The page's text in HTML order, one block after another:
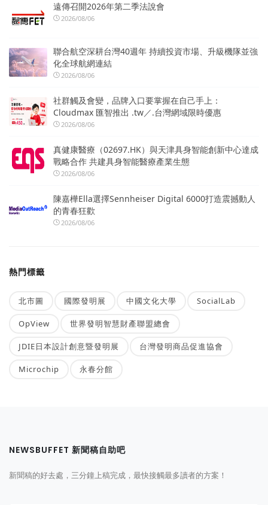
遠傳召開2026年第二季法說會
2026/08/06
聯合航空深耕台灣40週年 持續投資市場、升級機隊並強
化全球航網連結
2026/08/06
社群觸及會變，品牌入口要掌握在自己手上：
Cloudmax 匯智推出 .tw／.台灣網域限時優惠
2026/08/06
真健康醫療（02697.HK）與天津具身智能創新中心達成
戰略合作 共建具身智能醫療產業生態
2026/08/06
陳嘉樺Ella選擇Sennheiser Digital 6000打造震撼動人
的青春狂歡
2026/08/06
熱門標籤
北市圖 國際發明展 中國文化大學 SocialLab
OpView 世界發明智慧財產聯盟總會
JDIE日本設計創意暨發明展 台灣發明商品促進協會
Microchip 永春分館
NEWSBUFFET 新聞稿自助吧
新聞稿的好去處，三分鐘上稿完成，最快接觸最多讀者的方案！